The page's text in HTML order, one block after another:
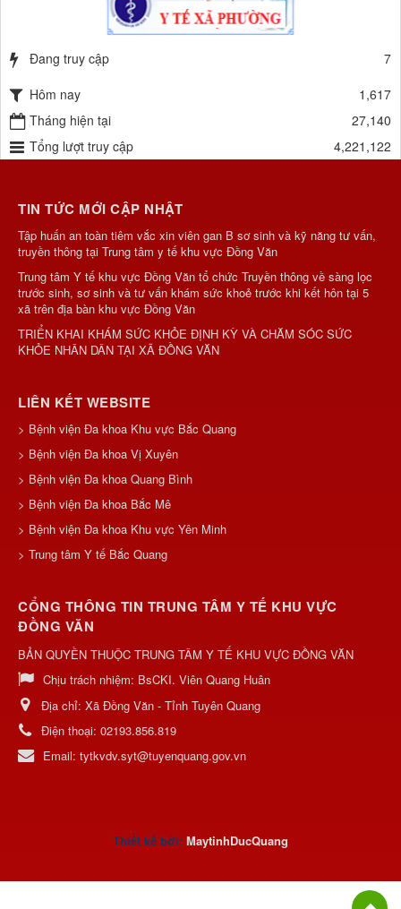
Đang truy cập
7
Hôm nay
1,617
Tháng hiện tại
27,140
Tổng lượt truy cập
4,221,122
TIN TỨC MỚI CẬP NHẬT
Tập huấn an toàn tiêm vắc xin viên gan B sơ sinh và kỹ năng tư vấn,
truyền thông tại Trung tâm y tế khu vực Đồng Văn
Trung tâm Y tế khu vực Đồng Văn tổ chức Truyền thông về sàng lọc
trước sinh, sơ sinh và tư vấn khám sức khoẻ trước khi kết hôn tại 5
xã trên địa bàn khu vực Đồng Văn
TRIỂN KHAI KHÁM SỨC KHỎE ĐỊNH KỲ VÀ CHĂM SÓC SỨC
KHỎE NHÂN DÂN TẠI XÃ ĐỒNG VĂN
LIÊN KẾT WEBSITE
> Bệnh viện Đa khoa Khu vực Bắc Quang
> Bệnh viện Đa khoa Vị Xuyên
> Bệnh viện Đa khoa Quang Bình
> Bệnh viện Đa khoa Bắc Mê
> Bệnh viện Đa khoa Khu vực Yên Minh
> Trung tâm Y tế Bắc Quang
CỔNG THÔNG TIN TRUNG TÂM Y TẾ KHU VỰC
ĐỒNG VĂN
BẢN QUYỀN THUỘC TRUNG TÂM Y TẾ KHU VỰC ĐỒNG VĂN
Chịu trách nhiệm: BsCKI. Viên Quang Huân
Địa chỉ: Xã Đồng Văn - Tỉnh Tuyên Quang
Điện thoại: 02193.856.819
Email: tytkvdv.syt@tuyenquang.gov.vn
Thiết kế bởi: MaytinhDucQuang